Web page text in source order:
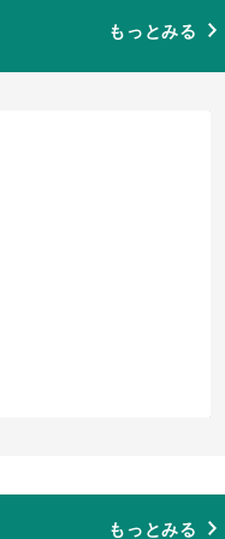
もっとみる
もっとみる